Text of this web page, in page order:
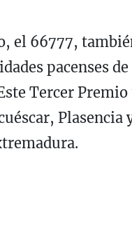
el 66777,
pacenses
Tercer
Plasencia